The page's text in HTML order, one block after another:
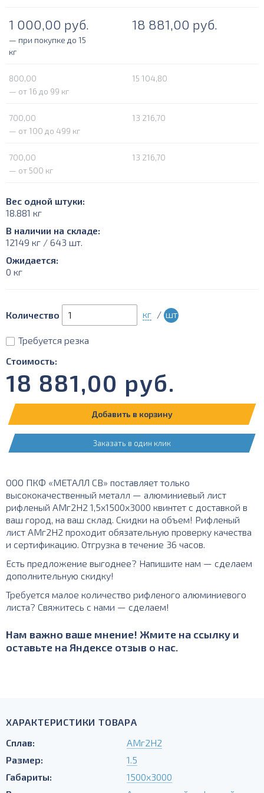
1 000,00 руб. 18 881,00 руб.
— при покупке до 15
кг
800,00
15 104,80
— от 16 до 99 кг
700,00
13 216,70
— от 100 до 499 кг
700,00
13 216,70
— от 500 кг
Вес одной штуки:
18.881 кг
В наличии на складе:
12149 кг / 643 шт.
Ожидается:
0 кг
Количество кг / шт
Требуется резка
Стоимость:
18 881,00 руб.
Добавить в корзину
Заказать в один клик
ООО ПКФ «МЕТАЛЛ СВ» поставляет только
высококачественный металл — алюминиевый лист
рифленый АМг2Н2 1,5х1500х3000 квинтет с доставкой в
ваш город, на ваш склад. Скидки на объем! Рифленый
лист АМг2Н2 проходит обязательную проверку качества
и сертификацию. Отгрузка в течение 36 часов.
Есть предложение выгоднее? Напишите нам — сделаем
дополнительную скидку!
Требуется малое количество рифленого алюминиевого
листа? Свяжитесь с нами — сделаем!
Нам важно ваше мнение! Жмите на ссылку и
оставьте на Яндексе отзыв о нас.
ХАРАКТЕРИСТИКИ ТОВАРА
Сплав:
АМг2Н2
Размер:
1.5
Габариты:
1500х3000